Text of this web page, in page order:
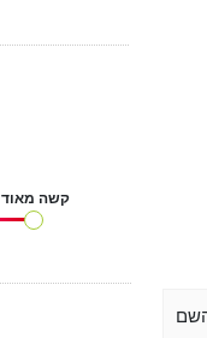
קשה מאוד